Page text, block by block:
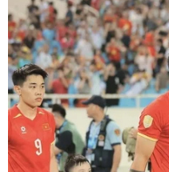
08/08/2026 06:50
Lâm Đồng: Mùa trái
cho du lịch nông
08/08/2026 06:43